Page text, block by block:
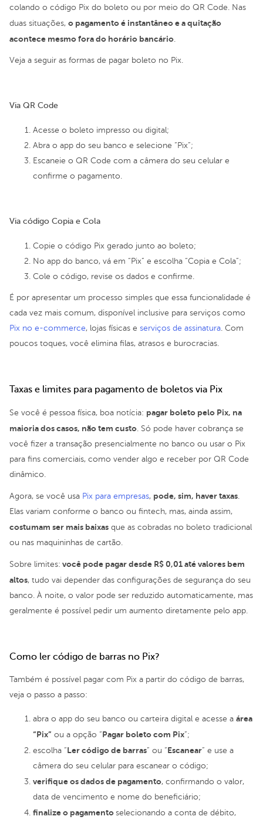
colando o código Pix do boleto ou por meio do QR Code. Nas
duas situações, o pagamento é instantâneo e a quitação
acontece mesmo fora do horário bancário.
Veja a seguir as formas de pagar boleto no Pix.
Via QR Code
Acesse o boleto impresso ou digital;
Abra o app do seu banco e selecione “Pix”;
Escaneie o QR Code com a câmera do seu celular e
confirme o pagamento.
Via código Copia e Cola
Copie o código Pix gerado junto ao boleto;
No app do banco, vá em “Pix” e escolha “Copia e Cola”;
Cole o código, revise os dados e confirme.
É por apresentar um processo simples que essa funcionalidade é
cada vez mais comum, disponível inclusive para serviços como
Pix no e-commerce, lojas físicas e serviços de assinatura. Com
poucos toques, você elimina filas, atrasos e burocracias.
Taxas e limites para pagamento de boletos via Pix
Se você é pessoa física, boa notícia: pagar boleto pelo Pix, na
maioria dos casos, não tem custo. Só pode haver cobrança se
você fizer a transação presencialmente no banco ou usar o Pix
para fins comerciais, como vender algo e receber por QR Code
dinâmico.
Agora, se você usa Pix para empresas, pode, sim, haver taxas.
Elas variam conforme o banco ou fintech, mas, ainda assim,
costumam ser mais baixas que as cobradas no boleto tradicional
ou nas maquininhas de cartão.
Sobre limites: você pode pagar desde R$ 0,01 até valores bem
altos, tudo vai depender das configurações de segurança do seu
banco. À noite, o valor pode ser reduzido automaticamente, mas
geralmente é possível pedir um aumento diretamente pelo app.
Como ler código de barras no Pix?
Também é possível pagar com Pix a partir do código de barras,
veja o passo a passo:
abra o app do seu banco ou carteira digital e acesse a área
“Pix” ou a opção “Pagar boleto com Pix”;
escolha “Ler código de barras” ou “Escanear” e use a
câmera do seu celular para escanear o código;
verifique os dados de pagamento, confirmando o valor,
data de vencimento e nome do beneficiário;
finalize o pagamento selecionando a conta de débito,